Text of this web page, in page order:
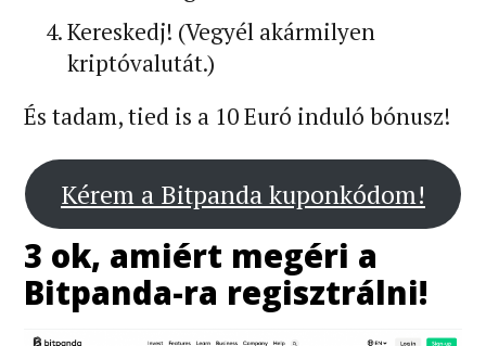
Kereskedj! (Vegyél akármilyen
kriptóvalutát.)
És tadam, tied is a 10 Euró induló bónusz!
Kérem a Bitpanda kuponkódom!
3 ok, amiért megéri a
Bitpanda-ra regisztrálni!